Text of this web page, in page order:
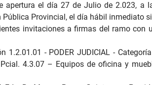
el día 27 de Julio de 2.023, a
Provincial, el día hábil inmediato
invitaciones a firmas del ramo con
- PODER JUDICIAL -
4.3.07 – Equipos de oficina y